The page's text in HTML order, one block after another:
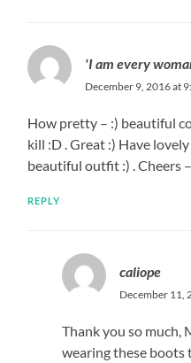
'I am every
December 9, 2016 at
How pretty – :) beautiful
kill :D . Great :) Have
beautiful outfit :) . Cheers
REPLY
caliope
December 11,
Thank you so much,
wearing these boots